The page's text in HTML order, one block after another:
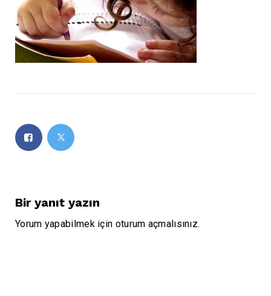
Bir yanıt yazın
Yorum yapabilmek için oturum açmalısınız.